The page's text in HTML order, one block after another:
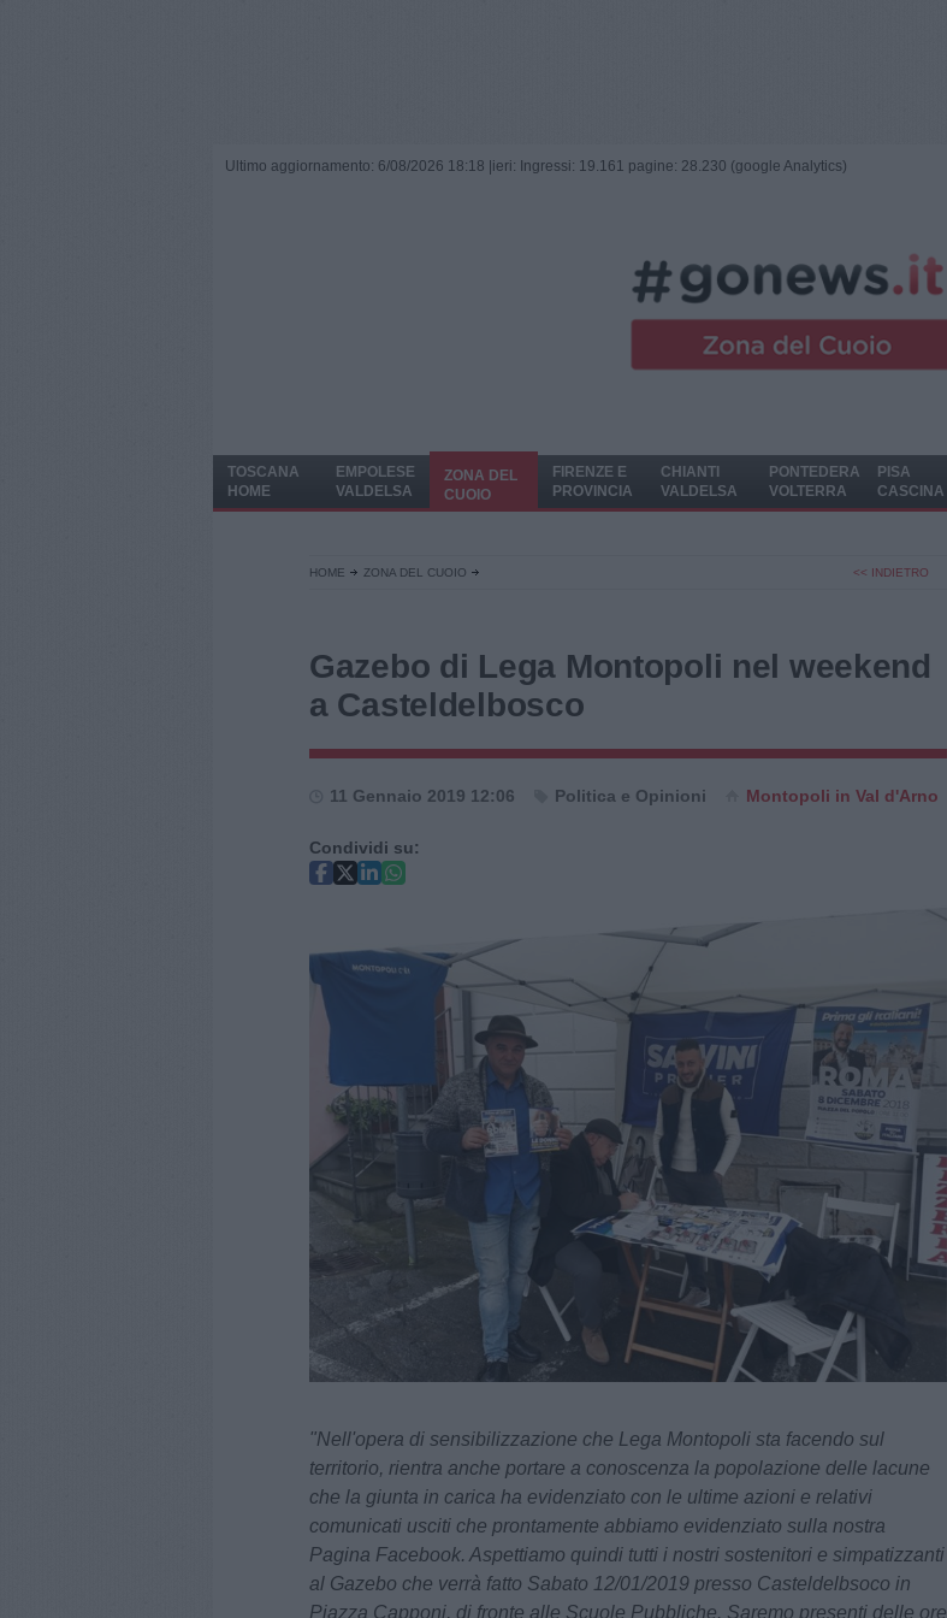
Ultimo aggiornamento: 6/08/2026 18:18 | ieri: Ingressi: 19.161 pagine: 28.230 (google Analytics)
TOSCANA
HOME
EMPOLESE
VALDELSA
ZONA DEL
CUOIO
FIRENZE E
PROVINCIA
CHIANTI
VALDELSA
PONTEDERA
VOLTERRA
PISA
CASCINA
HOME ZONA DEL CUOIO << INDIETRO
Gazebo di Lega Montopoli nel weekend
a Casteldelbosco
11 Gennaio 2019 12:06 Politica e Opinioni Montopoli in Val d'Arno
Condividi su:
"Nell'opera di sensibilizzazione che Lega Montopoli sta facendo sul
territorio, rientra anche portare a conoscenza la popolazione delle lacune
che la giunta in carica ha evidenziato con le ultime azioni e relativi
comunicati usciti che prontamente abbiamo evidenziato sulla nostra
Pagina Facebook. Aspettiamo quindi tutti i nostri sostenitori e simpatizzanti
al Gazebo che verrà fatto Sabato 12/01/2019 presso Casteldelbsoco in
Piazza Capponi, di fronte alle Scuole Pubbliche. Saremo presenti delle ore